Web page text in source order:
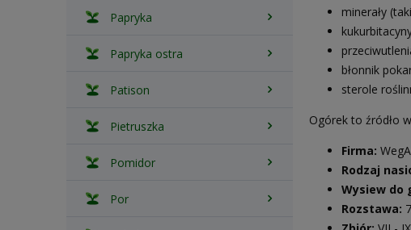
Papryka
Papryka ostra
Patison
Pietruszka
Pomidor
Por
minerały
błonnik
sterole
Ogórek to źródło
Firma:
Rodzaj
Wysiew do
Rozstawa: